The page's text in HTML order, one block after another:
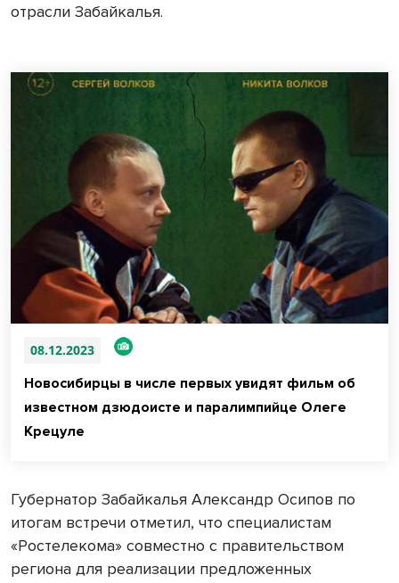
отрасли Забайкалья.
08.12.2023
Новосибирцы в числе первых увидят фильм об
известном дзюдоисте и паралимпийце Олеге
Крецуле
Губернатор Забайкалья Александр Осипов по
итогам встречи отметил, что специалистам
«Ростелекома» совместно с правительством
региона для реализации предложенных